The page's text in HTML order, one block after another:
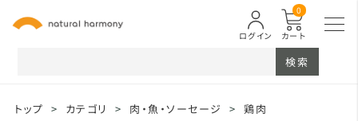
カート
0
ログイン
検索
トップ > カテゴリ > 肉・魚・ソーセージ > 鶏肉